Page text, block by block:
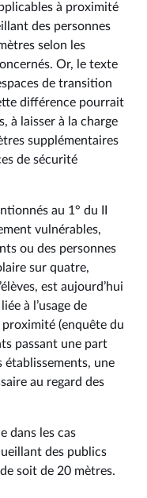
à proximité
des personnes
selon les
Or, le texte
de transition
différence pourrait
à laisser à la charge
supplémentaires
de sécurité
au 1° du II
vulnérables,
ou des personnes
sur quatre,
est aujourd’hui
à l’usage de
(enquête du
passant une part
établissements, une
au regard des
dans les cas
des publics
soit de 20 mètres.